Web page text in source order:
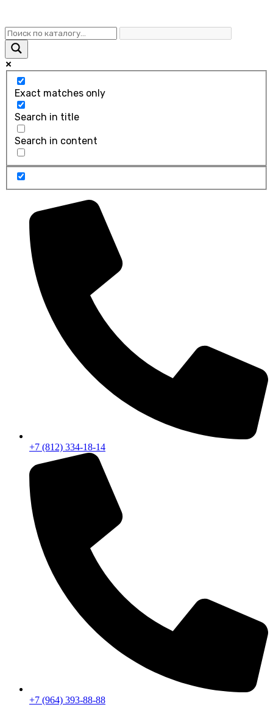
Exact matches only
Search in title
Search in content
+7 (812) 334-18-14
+7 (964) 393-88-88